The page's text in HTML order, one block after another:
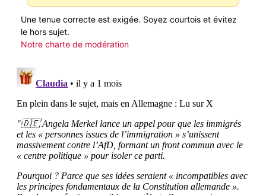
Une tenue correcte est exigée. Soyez courtois et évitez
le hors sujet.
Notre charte de modération